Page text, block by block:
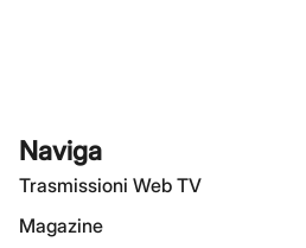
Naviga
Trasmissioni Web TV
Magazine